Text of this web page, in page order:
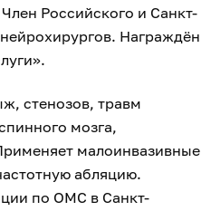
Российского и Санкт-
Награждён
стенозов, травм
мозга,
малоинвазивные
абляцию.
по ОМС в Санкт-